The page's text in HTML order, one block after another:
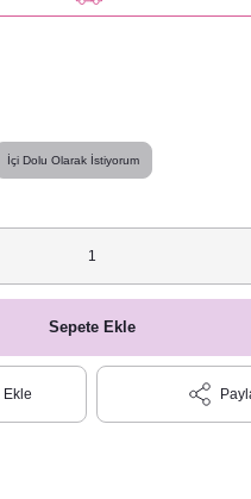
İçi Dolu Olarak İstiyorum
Sepete Ekle